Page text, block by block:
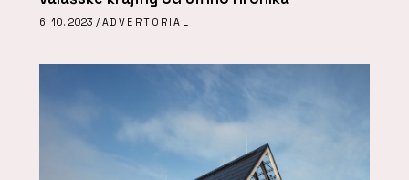
6. 10. 2023 / ADVERTORIAL